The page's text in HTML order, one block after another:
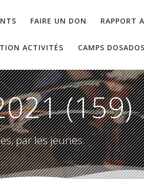
FAIRE UN DON RAPPORT
ACTIVITÉS CAMPS DOSADOS
(159)
par les jeunes.